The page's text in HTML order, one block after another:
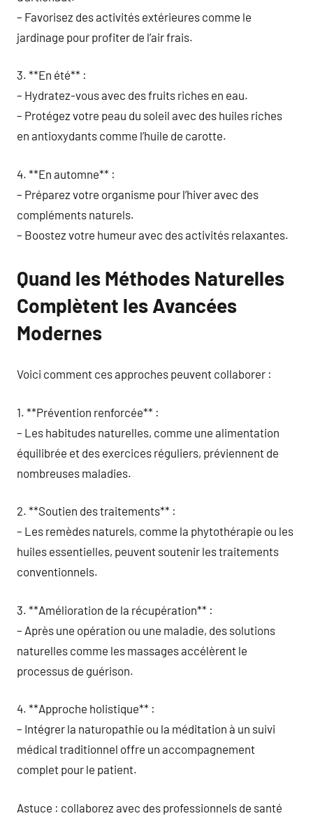
– Favorisez des activités extérieures comme le
jardinage pour profiter de l’air frais.
3. **En été** :
– Hydratez-vous avec des fruits riches en eau.
– Protégez votre peau du soleil avec des huiles riches
en antioxydants comme l’huile de carotte.
4. **En automne** :
– Préparez votre organisme pour l’hiver avec des
compléments naturels.
– Boostez votre humeur avec des activités relaxantes.
Quand les Méthodes Naturelles
Complètent les Avancées
Modernes
Voici comment ces approches peuvent collaborer :
1. **Prévention renforcée** :
– Les habitudes naturelles, comme une alimentation
équilibrée et des exercices réguliers, préviennent de
nombreuses maladies.
2. **Soutien des traitements** :
– Les remèdes naturels, comme la phytothérapie ou les
huiles essentielles, peuvent soutenir les traitements
conventionnels.
3. **Amélioration de la récupération** :
– Après une opération ou une maladie, des solutions
naturelles comme les massages accélèrent le
processus de guérison.
4. **Approche holistique** :
– Intégrer la naturopathie ou la méditation à un suivi
médical traditionnel offre un accompagnement
complet pour le patient.
Astuce : collaborez avec des professionnels de santé